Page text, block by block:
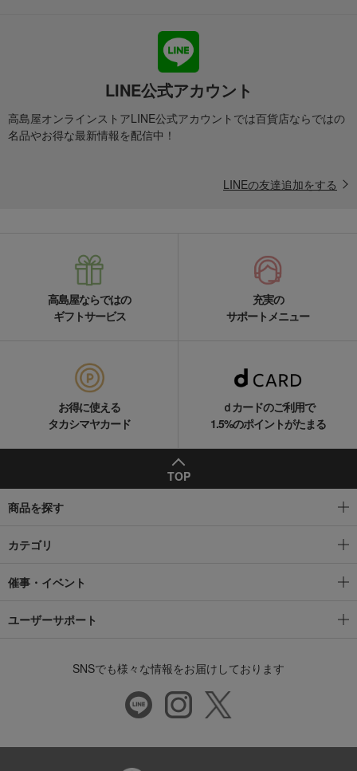
LINE公式アカウント
高島屋オンラインストアLINE公式アカウントでは百貨店ならではの
名品やお得な最新情報を配信中！
LINEの友達追加をする
高島屋ならではの
ギフトサービス
充実の
サポートメニュー
お得に使える
タカシマヤカード
ｄカードのご利用で
1.5%のポイントがたまる
TOP
商品を探す
カテゴリ
催事・イベント
ユーザーサポート
SNSでも様々な情報をお届けしております